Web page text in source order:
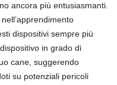
ancora più entusiasmanti.
dispositivi sempre più
in grado di
cane, suggerendo
su potenziali pericoli